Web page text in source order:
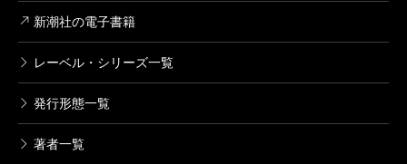
新潮社の電子書籍
レーベル・シリーズ一覧
発行形態一覧
著者一覧